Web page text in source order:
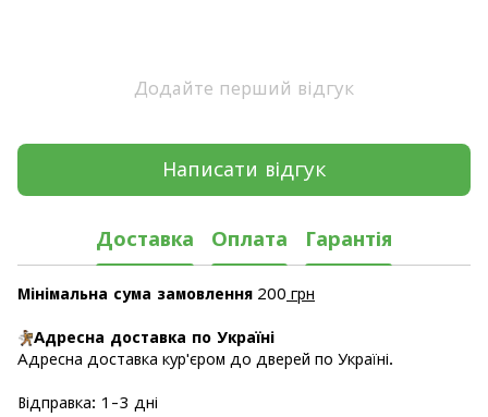
Додайте перший відгук
Написати відгук
Доставка Оплата Гарантія
Мінімальна сума замовлення 200 грн
Адресна доставка по Україні
Адресна доставка кур'єром до дверей по Україні.
Відправка: 1-3 дні